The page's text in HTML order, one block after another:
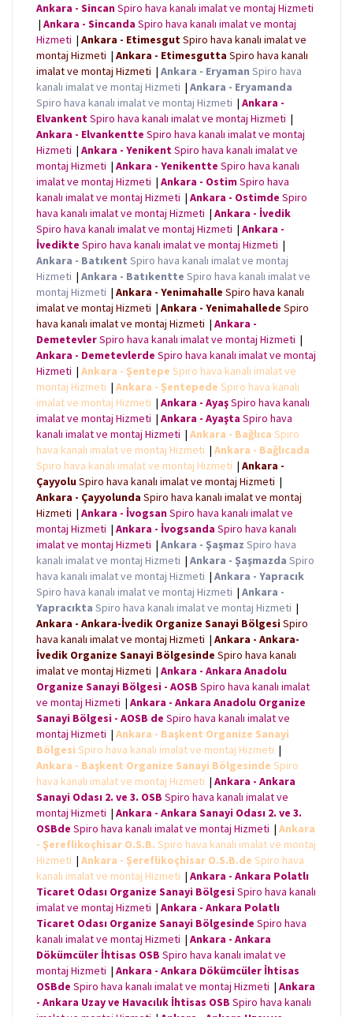
o
o
k
e
r
A
p
p
n
g
e
Ankara - SincanSpiro hava kanalı imalat ve montaj Hizmeti
| Ankara - Sincanda Spiro hava kanalı imalat ve montaj
Hizmeti | Ankara - EtimesgutSpiro hava kanalı imalat ve
montaj Hizmeti | Ankara - Etimesgutta Spiro hava kanalı
imalat ve montaj Hizmeti | Ankara - Eryaman Spiro hava
kanalı imalat ve montaj Hizmeti | Ankara - Eryamanda
Spiro hava kanalı imalat ve montaj Hizmeti | Ankara -
ElvankentSpiro hava kanalı imalat ve montaj Hizmeti |
Ankara - Elvankentte Spiro hava kanalı imalat ve montaj
Hizmeti | Ankara - YenikentSpiro hava kanalı imalat ve
montaj Hizmeti | Ankara - Yenikentte Spiro hava kanalı
imalat ve montaj Hizmeti | Ankara - OstimSpiro hava
kanalı imalat ve montaj Hizmeti | Ankara - Ostimde Spiro
hava kanalı imalat ve montaj Hizmeti | Ankara - İvedik
Spiro hava kanalı imalat ve montaj Hizmeti | Ankara -
İvedikte Spiro hava kanalı imalat ve montaj Hizmeti |
Ankara - Batıkent Spiro hava kanalı imalat ve montaj
Hizmeti | Ankara - Batıkentte Spiro hava kanalı imalat ve
montaj Hizmeti | Ankara - Yenimahalle Spiro hava kanalı
imalat ve montaj Hizmeti | Ankara - Yenimahallede Spiro
hava kanalı imalat ve montaj Hizmeti | Ankara -
DemetevlerSpiro hava kanalı imalat ve montaj Hizmeti |
Ankara - Demetevlerde Spiro hava kanalı imalat ve montaj
Hizmeti | Ankara - Şentepe Spiro hava kanalı imalat ve
montaj Hizmeti | Ankara - Şentepede Spiro hava kanalı
imalat ve montaj Hizmeti | Ankara - AyaşSpiro hava kanalı
imalat ve montaj Hizmeti | Ankara - Ayaşta Spiro hava
kanalı imalat ve montaj Hizmeti | Ankara - Bağlıca Spiro
hava kanalı imalat ve montaj Hizmeti | Ankara - Bağlıcada
Spiro hava kanalı imalat ve montaj Hizmeti | Ankara -
ÇayyoluSpiro hava kanalı imalat ve montaj Hizmeti |
Ankara - Çayyolunda Spiro hava kanalı imalat ve montaj
Hizmeti | Ankara - İvogsanSpiro hava kanalı imalat ve
montaj Hizmeti | Ankara - İvogsanda Spiro hava kanalı
imalat ve montaj Hizmeti | Ankara - Şaşmaz Spiro hava
kanalı imalat ve montaj Hizmeti | Ankara - Şaşmazda Spiro
hava kanalı imalat ve montaj Hizmeti | Ankara - Yapracık
Spiro hava kanalı imalat ve montaj Hizmeti | Ankara -
Yapracıkta Spiro hava kanalı imalat ve montaj Hizmeti |
Ankara - Ankara-İvedik Organize Sanayi BölgesiSpiro
hava kanalı imalat ve montaj Hizmeti | Ankara - Ankara-
İvedik Organize Sanayi Bölgesinde Spiro hava kanalı
imalat ve montaj Hizmeti | Ankara - Ankara Anadolu
Organize Sanayi Bölgesi - AOSB Spiro hava kanalı imalat
ve montaj Hizmeti | Ankara - Ankara Anadolu Organize
Sanayi Bölgesi - AOSB de Spiro hava kanalı imalat ve
montaj Hizmeti | Ankara - Başkent Organize Sanayi
Bölgesi Spiro hava kanalı imalat ve montaj Hizmeti |
Ankara - Başkent Organize Sanayi Bölgesinde Spiro
hava kanalı imalat ve montaj Hizmeti | Ankara - Ankara
Sanayi Odası 2. ve 3. OSB Spiro hava kanalı imalat ve
montaj Hizmeti | Ankara - Ankara Sanayi Odası 2. ve 3.
OSBde Spiro hava kanalı imalat ve montaj Hizmeti | Ankara
- Şereflikoçhisar O.S.B. Spiro hava kanalı imalat ve montaj
Hizmeti | Ankara - Şereflikoçhisar O.S.B.de Spiro hava
kanalı imalat ve montaj Hizmeti | Ankara - Ankara Polatlı
Ticaret Odası Organize Sanayi BölgesiSpiro hava kanalı
imalat ve montaj Hizmeti | Ankara - Ankara Polatlı
Ticaret Odası Organize Sanayi Bölgesinde Spiro hava
kanalı imalat ve montaj Hizmeti | Ankara - Ankara
Dökümcüler İhtisas OSB Spiro hava kanalı imalat ve
montaj Hizmeti | Ankara - Ankara Dökümcüler İhtisas
OSBde Spiro hava kanalı imalat ve montaj Hizmeti | Ankara
- Ankara Uzay ve Havacılık İhtisas OSB Spiro hava kanalı